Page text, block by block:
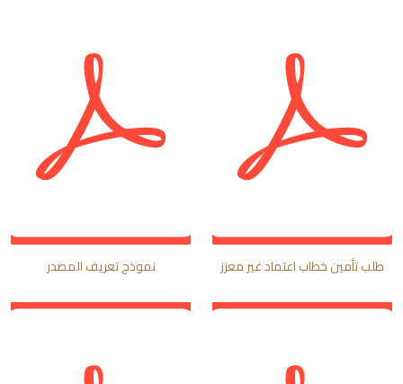
طلب تأمين خطاب اعتماد غير معزز نموذج تعريف المصدر